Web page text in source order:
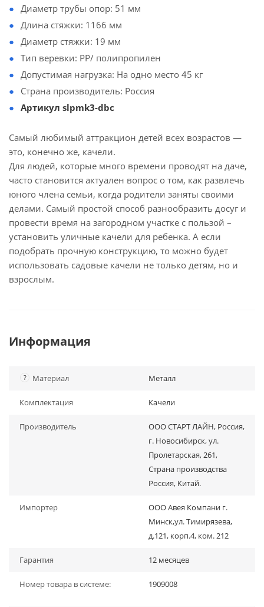
Диаметр трубы опор: 51 мм
Длина стяжки: 1166 мм
Диаметр стяжки: 19 мм
Тип веревки: PP/ полипропилен
Допустимая нагрузка: На одно место 45 кг
Страна производитель: Россия
Артикул slpmk3-dbc
Самый любимый аттракцион детей всех возрастов —
это, конечно же, качели.
Для людей, которые много времени проводят на даче,
часто становится актуален вопрос о том, как развлечь
юного члена семьи, когда родители заняты своими
делами. Самый простой способ разнообразить досуг и
провести время на загородном участке с пользой –
установить уличные качели для ребенка. А если
подобрать прочную конструкцию, то можно будет
использовать садовые качели не только детям, но и
взрослым.
Информация
? Материал Металл
Комплектация Качели
Производитель
OOO СТАРТ ЛАЙН, Россия,
г. Новосибирск, ул.
Пролетарская, 261,
Страна производства
Россия, Китай.
Импортер
ООО Авея Компани г.
Минск,ул. Тимирязева,
д.121, корп.4, ком. 212
Гарантия 12 месяцев
Номер товара в системе: 1909008